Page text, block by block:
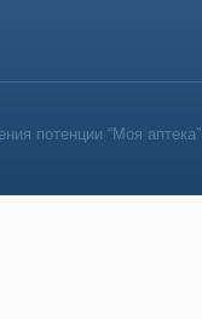
потенции “Моя